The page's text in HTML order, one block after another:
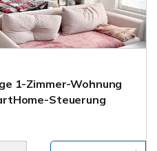
1-Zimmer-Wohnung
Steuerung